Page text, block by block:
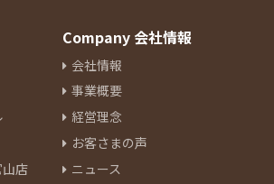
店
Company 会社情報
会社情報
事業概要
経営理念
お客さまの声
ニュース